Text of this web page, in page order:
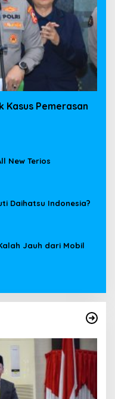
Kasus Pemerasan
New Terios
Daihatsu Indonesia?
Jauh dari Mobil